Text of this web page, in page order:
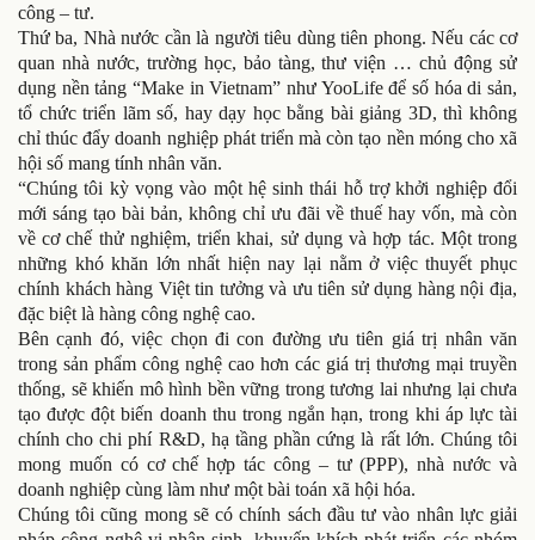
công – tư.
Thứ ba, Nhà nước cần là người tiêu dùng tiên phong. Nếu các cơ
quan nhà nước, trường học, bảo tàng, thư viện … chủ động sử
dụng nền tảng “Make in Vietnam” như YooLife để số hóa di sản,
tổ chức triển lãm số, hay dạy học bằng bài giảng 3D, thì không
chỉ thúc đẩy doanh nghiệp phát triển mà còn tạo nền móng cho xã
hội số mang tính nhân văn.
“Chúng tôi kỳ vọng vào một hệ sinh thái hỗ trợ khởi nghiệp đổi
mới sáng tạo bài bản, không chỉ ưu đãi về thuế hay vốn, mà còn
về cơ chế thử nghiệm, triển khai, sử dụng và hợp tác. Một trong
những khó khăn lớn nhất hiện nay lại nằm ở việc thuyết phục
chính khách hàng Việt tin tưởng và ưu tiên sử dụng hàng nội địa,
đặc biệt là hàng công nghệ cao.
Bên cạnh đó, việc chọn đi con đường ưu tiên giá trị nhân văn
trong sản phẩm công nghệ cao hơn các giá trị thương mại truyền
thống, sẽ khiến mô hình bền vững trong tương lai nhưng lại chưa
tạo được đột biến doanh thu trong ngắn hạn, trong khi áp lực tài
chính cho chi phí R&D, hạ tầng phần cứng là rất lớn. Chúng tôi
mong muốn có cơ chế hợp tác công – tư (PPP), nhà nước và
doanh nghiệp cùng làm như một bài toán xã hội hóa.
Chúng tôi cũng mong sẽ có chính sách đầu tư vào nhân lực giải